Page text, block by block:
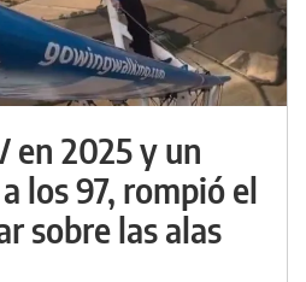
en 2025 y un
los 97, rompió el
sobre las alas